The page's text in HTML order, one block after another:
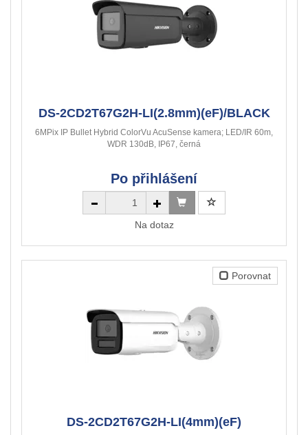
DS-2CD2T67G2H-LI(2.8mm)(eF)/BLACK
6MPix IP Bullet Hybrid ColorVu AcuSense kamera; LED/IR 60m,
WDR 130dB, IP67, černá
Po přihlášení
Na dotaz
Porovnat
DS-2CD2T67G2H-LI(4mm)(eF)